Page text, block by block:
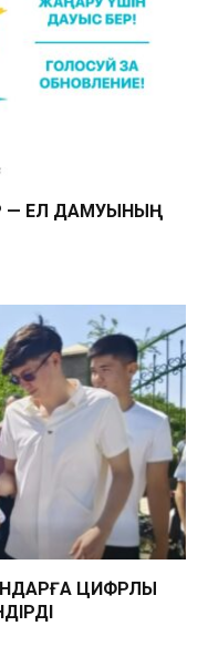
— ЕЛ ДАМУЫНЫҢ
ЦИФРЛЫҚ